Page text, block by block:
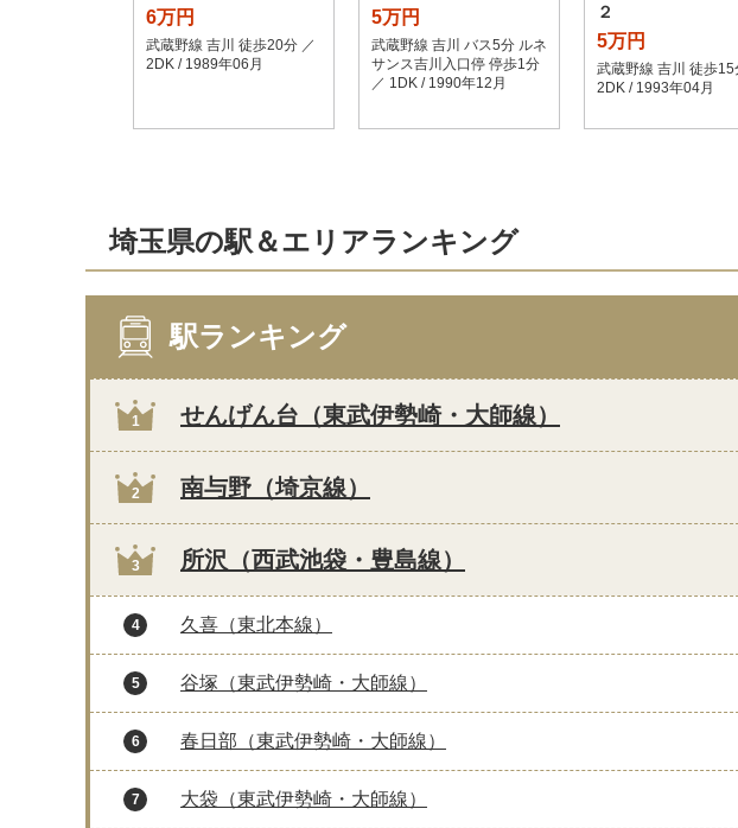
6万円
武蔵野線 吉川 徒歩20分 ／
2DK / 1989年06月
5万円
武蔵野線 吉川 バス5分 ルネ
サンス吉川入口停 停歩1分
／ 1DK / 1990年12月
２
5万円
武蔵野線 吉川 徒歩15
2DK / 1993年04月
埼玉県の駅＆エリアランキング
駅ランキング
1 せんげん台（東武伊勢崎・大師線）
2 南与野（埼京線）
3 所沢（西武池袋・豊島線）
4 久喜（東北本線）
5 谷塚（東武伊勢崎・大師線）
6 春日部（東武伊勢崎・大師線）
7 大袋（東武伊勢崎・大師線）